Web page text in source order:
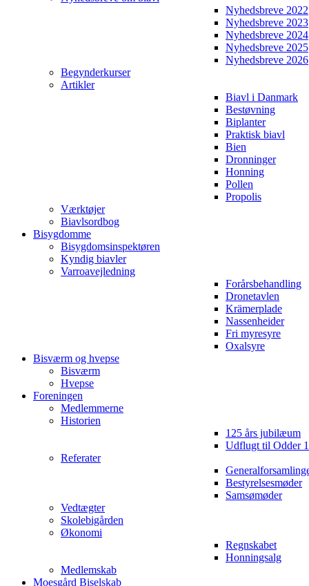
Nyhedsbreve 2022
Nyhedsbreve 2023
Nyhedsbreve 2024
Nyhedsbreve 2025
Nyhedsbreve 2026
Begynderkurser
Artikler
Biavl i Danmark
Bestøvning
Biplanter
Praktisk biavl
Bien
Dronninger
Honning
Pollen
Propolis
Værktøjer
Biavlsordbog
Bisygdomme
Bisygdomsinspektøren
Kyndig biavler
Varroavejledning
Forårsbehandling
Dronetavlen
Krämerplade
Nassenheider
Fri myresyre
Oxalsyre
Bisværm og hvepse
Bisværm
Hvepse
Foreningen
Medlemmerne
Historien
125 års jubilæum
Udflugt til Odder
Referater
Bestyrelsesmøder
Samsømøder
Vedtægter
Skolebigården
Økonomi
Regnskabet
Honningsalg
Medlemskab
Moesgård Biselskab